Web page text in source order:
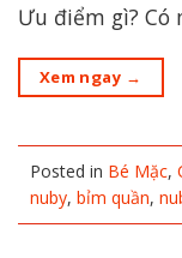
Ưu điểm gì? Có
Xem ngay →
Posted in Bé Mặc,
nuby, bỉm quần,